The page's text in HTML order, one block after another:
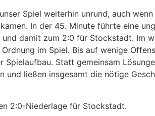
Spiel weiterhin unrund, auch
In der 45. Minute führte eine
damit zum 2:0 für Stockstadt. Im
im Spiel. Bis auf wenige
Statt gemeinsam
und ließen insgesamt die nötige
2:0-Niederlage für Stockstadt.